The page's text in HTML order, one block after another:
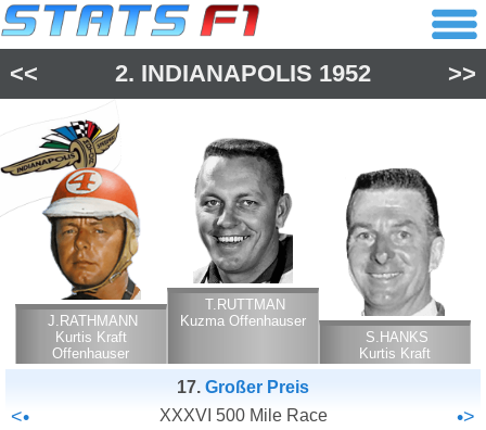
<< 2. INDIANAPOLIS 1952 >>
J.RATHMANN
Kurtis Kraft
Offenhauser
T.RUTTMAN
Kuzma Offenhauser
S.HANKS
Kurtis Kraft
Offenhauser
17. Großer Preis
<• XXXVI 500 Mile Race •>